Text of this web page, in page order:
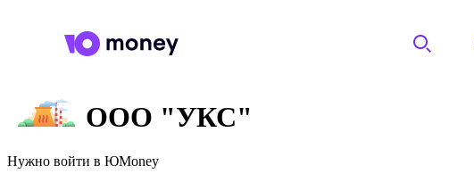
ООО "УКС"
Нужно войти в ЮMoney